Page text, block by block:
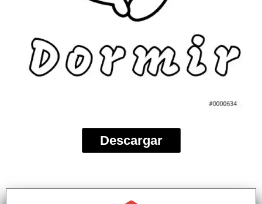
Descargar